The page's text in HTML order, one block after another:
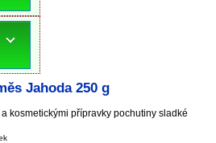
Jahoda 250 g
kosmetickými přípravky pochutiny sladké